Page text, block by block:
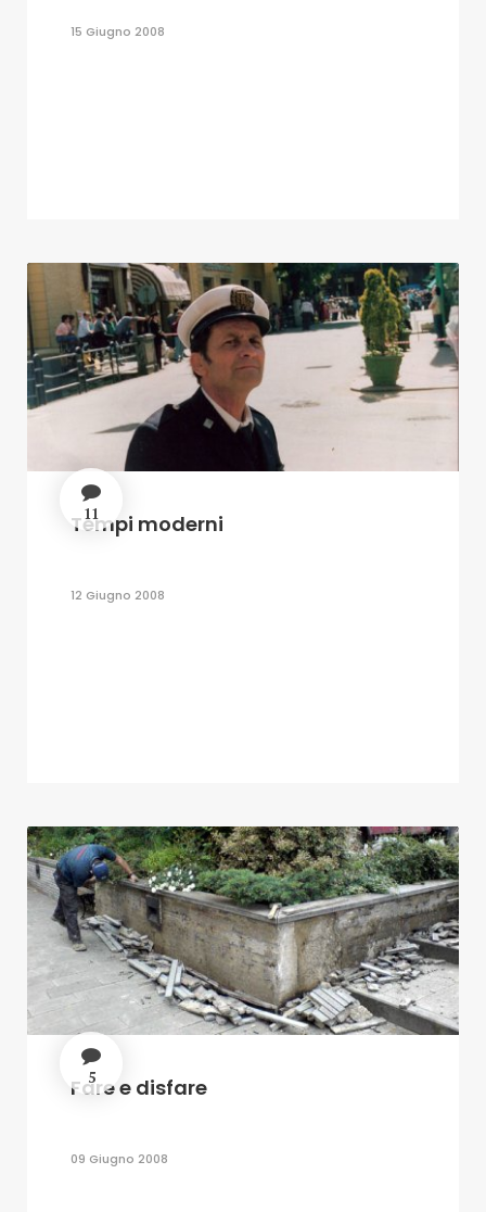
15 Giugno 2008
11
Tempi moderni
12 Giugno 2008
5
Fare e disfare
09 Giugno 2008